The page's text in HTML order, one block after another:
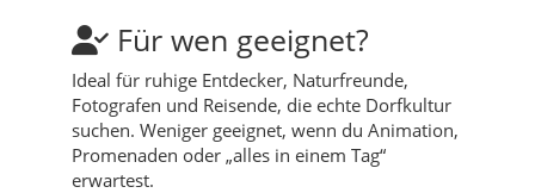
Für wen geeignet?
Ideal für ruhige Entdecker, Naturfreunde,
Fotografen und Reisende, die echte Dorfkultur
suchen. Weniger geeignet, wenn du Animation,
Promenaden oder „alles in einem Tag“
erwartest.